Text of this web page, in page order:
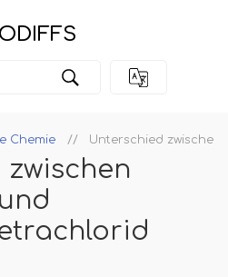
Chemie Unterschied